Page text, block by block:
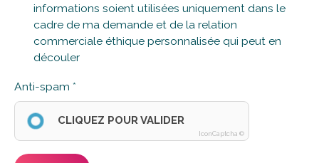
informations soient utilisées uniquement dans le
cadre de ma demande et de la relation
commerciale éthique personnalisée qui peut en
découler
Anti-spam
CLIQUEZ POUR VALIDER
IconCaptcha ©